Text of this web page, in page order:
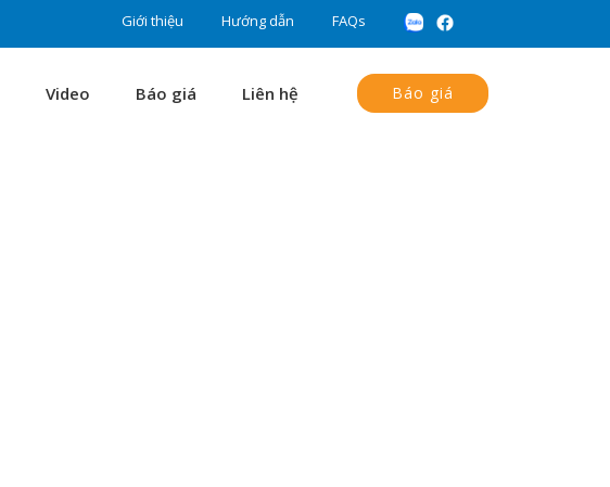
Giới thiệu Hướng dẫn FAQs
Video Báo giá Liên hệ Báo giá